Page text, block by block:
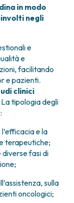
in modo
negli
e
e
facilitando
e pazienti.
clinici
tipologia degli
e la
terapeutiche;
diverse fasi di
sulla
oncologici;